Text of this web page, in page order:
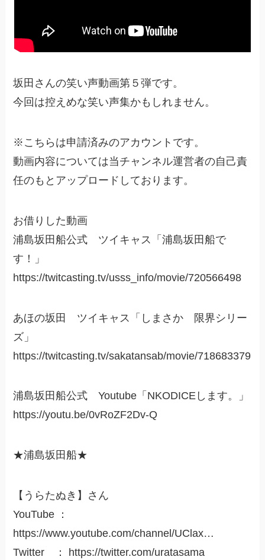
坂田さんの笑い声動画第５弾です。
今回は控えめな笑い声集かもしれません。
※こちらは申請済みのアカウントです。
動画内容については当チャンネル運営者の自己責
任のもとアップロードしております。
お借りした動画
浦島坂田船公式 ツイキャス「浦島坂田船で
す！」
https://twitcasting.tv/usss_info/movie/720566498
あほの坂田 ツイキャス「しまさか 限界シリー
ズ」
https://twitcasting.tv/sakatansab/movie/718683379
浦島坂田船公式 Youtube「NKODICEします。」
https://youtu.be/0vRoZF2Dv-Q
★浦島坂田船★
【うらたぬき】さん
YouTube ：
https://www.youtube.com/channel/UClax…
Twitter ： https://twitter.com/uratasama